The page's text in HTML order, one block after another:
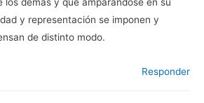
y representación se imponen y
de distinto modo.
Responder